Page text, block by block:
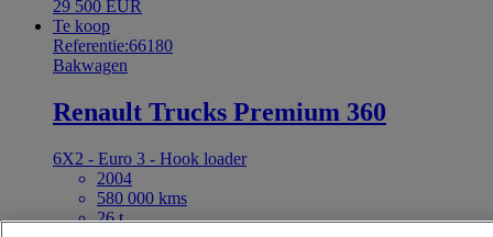
29 500 EUR
Te koop
Referentie:66180
Bakwagen
Renault Trucks Premium 360
6X2 - Euro 3 - Hook loader
2004
580 000 kms
26 t